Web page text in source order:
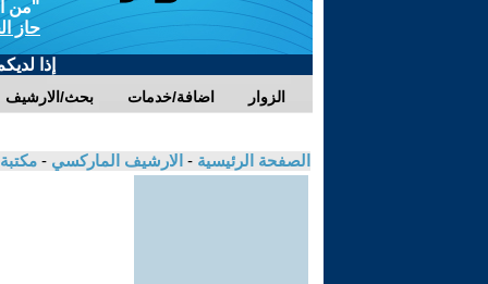
"من
حاز
إذا
بحث/الارشيف اضافة/خدمات الزوار
الصفحة الرئيسية - الارشيف الماركسي -